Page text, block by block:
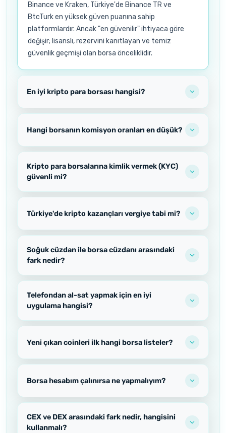
Binance ve Kraken, Türkiye'de Binance TR ve
BtcTurk en yüksek güven puanına sahip
platformlardır. Ancak "en güvenilir" ihtiyaca göre
değişir; lisanslı, rezervini kanıtlayan ve temiz
güvenlik geçmişi olan borsa önceliklidir.
En iyi kripto para borsası hangisi?
Hangi borsanın komisyon oranları en düşük?
Kripto para borsalarına kimlik vermek (KYC)
güvenli mi?
Türkiye'de kripto kazançları vergiye tabi mi?
Soğuk cüzdan ile borsa cüzdanı arasındaki
fark nedir?
Telefondan al-sat yapmak için en iyi
uygulama hangisi?
Yeni çıkan coinleri ilk hangi borsa listeler?
Borsa hesabım çalınırsa ne yapmalıyım?
CEX ve DEX arasındaki fark nedir, hangisini
kullanmalı?